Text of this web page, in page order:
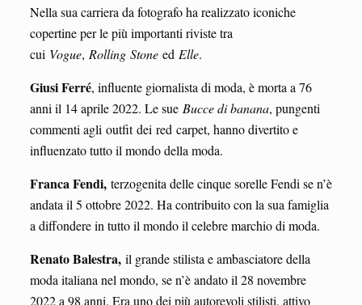
Nella sua carriera da fotografo ha realizzato iconiche
copertine per le più importanti riviste tra
cui Vogue, RollingStoneed Elle.
Giusi Ferré, influente giornalista di moda, è morta a 76
anni il 14 aprile 2022. Le sue Bucce di banana, pungenti
commenti agli outfit dei red carpet, hanno divertito e
influenzato tutto il mondo della moda.
Franca Fendi, terzogenita delle cinque sorelle Fendi se n’è
andata il 5 ottobre 2022. Ha contribuito con la sua famiglia
a diffondere in tutto il mondo il celebre marchio di moda.
Renato Balestra, il grande stilista e ambasciatore della
moda italiana nel mondo, se n’è andato il 28 novembre
2022 a 98 anni. Era uno dei più autorevoli stilisti, attivo